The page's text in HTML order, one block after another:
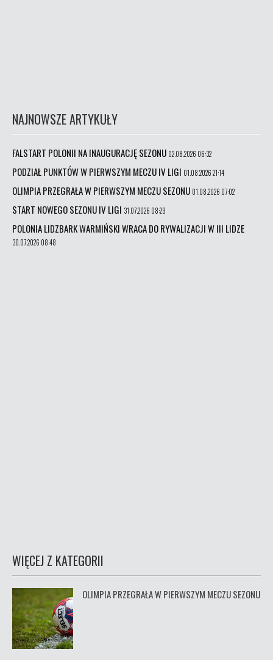
NAJNOWSZE ARTYKUŁY
FALSTART POLONII NA INAUGURACJĘ SEZONU 02.08.2026 06:32
PODZIAŁ PUNKTÓW W PIERWSZYM MECZU IV LIGI 01.08.2026 21:14
OLIMPIA PRZEGRAŁA W PIERWSZYM MECZU SEZONU 01.08.2026 07:02
START NOWEGO SEZONU IV LIGI 31.07.2026 08:29
POLONIA LIDZBARK WARMIŃSKI WRACA DO RYWALIZACJI W III LIDZE
30.07.2026 08:48
WIĘCEJ Z KATEGORII
OLIMPIA PRZEGRAŁA W PIERWSZYM MECZU SEZONU